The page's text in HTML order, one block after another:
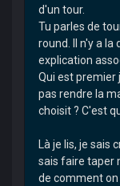
d'un tour.
Tu parles de
round. Il n'y a
explication
Qui est premier
pas rendre la
choisit ? C'est
Là je lis, je sais
sais faire taper
de comment on